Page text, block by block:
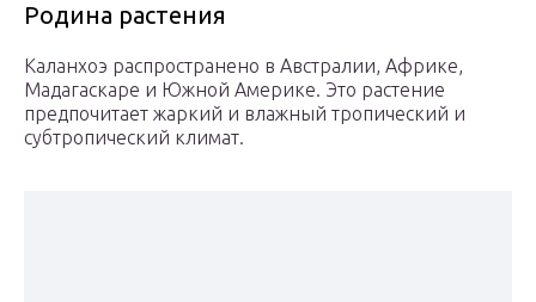
Родина растения
Каланхоэ распространено в Австралии, Африке,
Мадагаскаре и Южной Америке. Это растение
предпочитает жаркий и влажный тропический и
субтропический климат.